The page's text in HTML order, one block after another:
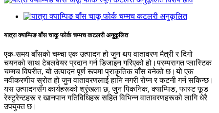
यात्रा क्याम्पिङ बाँस चाकू फोर्क चम्मच कटलरी अनुकूलित
एक-समय बाँसको चम्चा एक उत्पादन हो जुन थप वातावरण मैत्री र दिगो
चयनको साथ टेबलवेयर प्रदान गर्न डिजाइन गरिएको हो।परम्परागत प्लास्टिक
चम्मच विपरीत, यो उत्पादन पूर्ण रूपमा प्राकृतिक बाँस बनेको छ।यो एक
नवीकरणीय स्रोत हो जुन वातावरणलाई हानि नगरी रोप्न र कटनी गर्न सकिन्छ।
यस उत्पादनसँग कार्यहरूको श्रृंखला छ, जुन पिकनिक, क्याम्पिङ, फास्ट फूड
रेस्टुरेन्टहरू र खानपान गतिविधिहरू सहित विभिन्न वातावरणहरूको लागि धेरै
उपयुक्त छ।